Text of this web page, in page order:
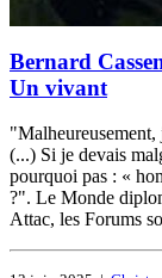
Bernard
Un vivant
(...) Si je devais
pourquoi pas : «
?". Le Monde
Attac, les Forums